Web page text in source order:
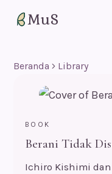
MuS
Beranda Library
BOOK
Berani Tidak
Ichiro Kishimi